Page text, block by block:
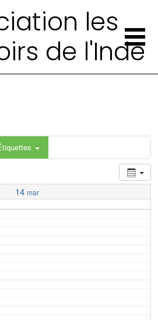
les
de l'Inde
14 mar